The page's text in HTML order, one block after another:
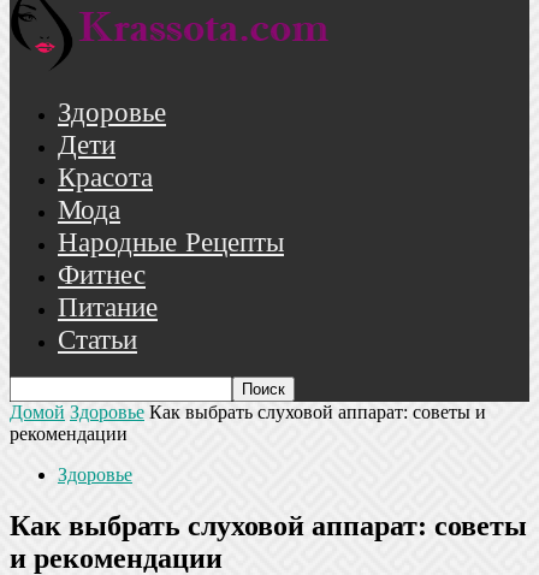
Здоровье
Дети
Красота
Мода
Народные Рецепты
Фитнес
Питание
Статьи
Домой Здоровье Как выбрать слуховой аппарат: советы и
рекомендации
Здоровье
Как выбрать слуховой аппарат: советы
и рекомендации